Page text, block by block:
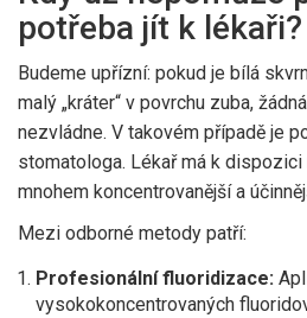
potřeba jít k lékaři?
Budeme upřízní: pokud je bílá
malý „kráter“ v povrchu zuba,
nezvládne. V takovém případě je
stomatologa. Lékař má k
mnohem koncentrovanější a
Mezi odborné metody patří:
Profesionální fluoridizace:
vysokokoncentrovaných